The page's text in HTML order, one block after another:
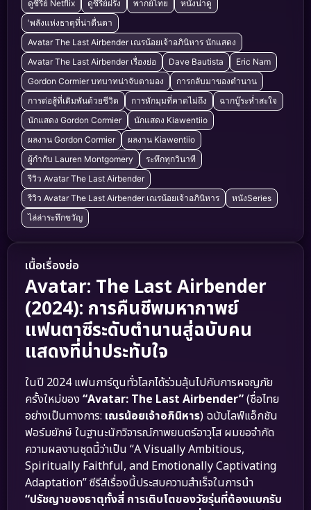
ดูซีรีย์ Netflix
ดูซีรีย์ฝรั่ง พากย์ไทย
หนังน่าดู
'พลังแห่งธาตุที่น่าตื่นตา
Avatar The Last Airbender เณรน้อยเจ้าอภินิหาร นักแสดง
Avatar The Last Airbender เรื่องย่อ
Dave Bautista
Eric Nam
Gordon Cormier บทบาทน่าจับตามอง
การกลับมาของตำนาน
การต่อสู้ที่เดิมพันด้วยชีวิต
การหักมุมที่คาดไม่ถึง
ฉากบู๊ระห่ำสะใจ
นักแสดง Gordon Cormier
นักแสดง Kiawentiio
ผลงาน Gordon Cormier
ผลงาน Kiawentiio
ผู้กำกับ Lauren Montgomery
ระทึกทุกวินาที
รีวิว Avatar The Last Airbender
รีวิว Avatar The Last Airbender เณรน้อยเจ้าอภินิหาร
หนังSeries
ไล่ล่าระทึกขวัญ
เนื้อเรื่องย่อ
Avatar: The Last Airbender
(2024): การคืนชีพมหากาพย์
แฟนตาซีระดับตำนานสู่ฉบับคน
แสดงที่น่าประทับใจ
ในปี 2024 แฟนการ์ตูนทั่วโลกได้ร่วมลุ้นไปกับการผจญภัย
ครั้งใหม่ของ “Avatar: The Last Airbender”(ชื่อไทย
อย่างเป็นทางการ: เณรน้อยเจ้าอภินิหาร) ฉบับไลฟ์แอ็กชัน
ฟอร์มยักษ์ ในฐานะนักวิจารณ์ภาพยนตร์อาวุโส ผมขอจำกัด
ความผลงานชุดนี้ว่าเป็น “A Visually Ambitious,
Spiritually Faithful, and Emotionally Captivating
Adaptation” ซีรีส์เรื่องนี้ประสบความสำเร็จในการนำ
“ปรัชญาของธาตุทั้งสี่ การเติบโตของวัยรุ่นที่ต้องแบกรับ